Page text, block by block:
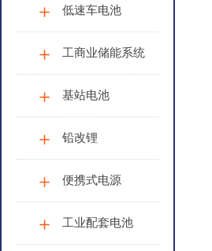
低速车电池
工商业储能系统
基站电池
铅改锂
便携式电源
工业配套电池